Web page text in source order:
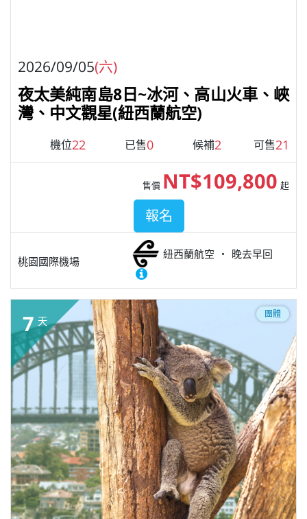
2026/09/05(六)
夜太美純南島8日~冰河、高山火車、峽
灣、中文觀星(紐西蘭航空)
機位22 已售0 候補2 可售21
桃園國際機場
紐西蘭航空 晚去早回
售價 NT$109,800 起
報名
7 天
團體